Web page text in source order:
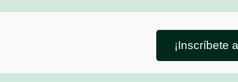
¡Inscríbete